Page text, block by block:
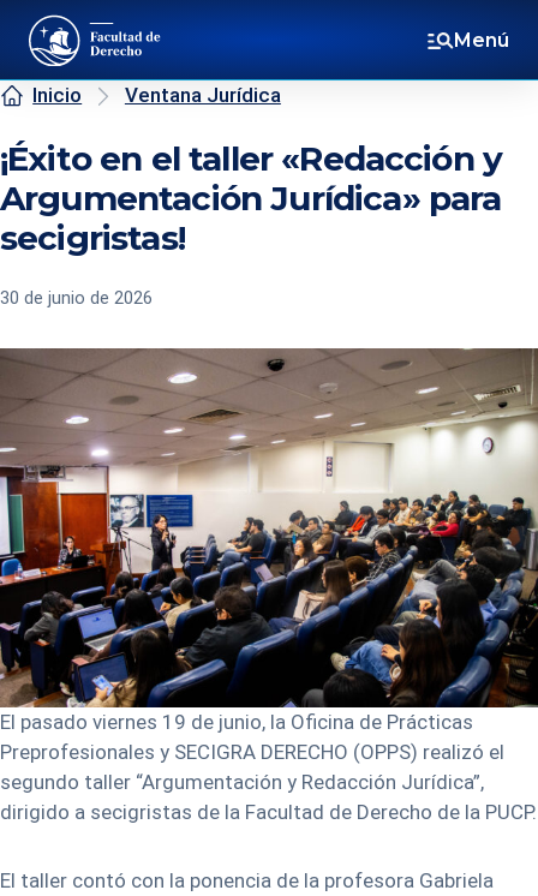
Menú
Inicio Ventana Jurídica
¡Éxito en el taller «Redacción y
Argumentación Jurídica» para
secigristas!
30 de junio de 2026
El pasado viernes 19 de junio, la Oficina de Prácticas
Preprofesionales y SECIGRA DERECHO (OPPS) realizó el
segundo taller “Argumentación y Redacción Jurídica”,
dirigido a secigristas de la Facultad de Derecho de la PUCP.
El taller contó con la ponencia de la profesora Gabriela